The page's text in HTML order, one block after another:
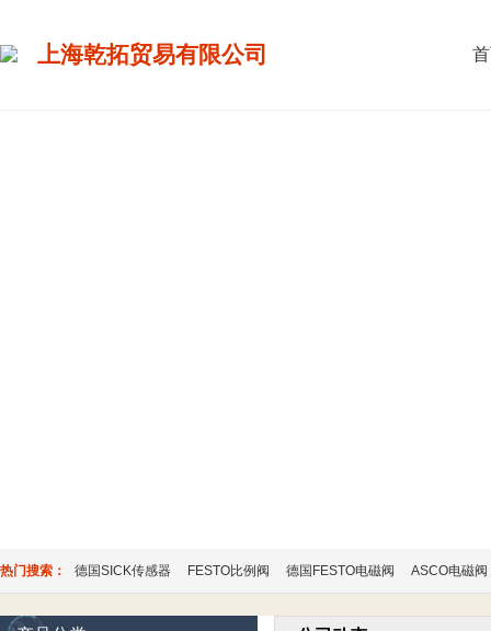
上海乾拓贸易有限公司
热门搜索： 德国SICK传感器 FESTO比例阀 德国FESTO电磁阀 ASCO电磁阀